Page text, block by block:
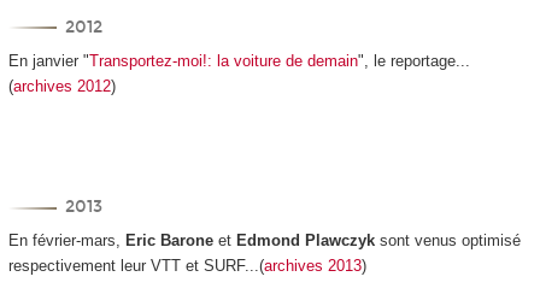
2012
En janvier "Transportez-moi!: la voiture de demain", le reportage...
(archives 2012)
2013
En février-mars, Eric Baroneet Edmond Plawczyksont venus optimisé
respectivement leur VTT et SURF...(archives 2013)